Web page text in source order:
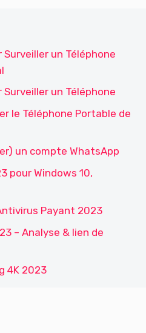
un Téléphone
un Téléphone
le Téléphone Portable de
un compte WhatsApp
pour Windows 10,
Payant 2023
– Analyse & lien de
4K 2023